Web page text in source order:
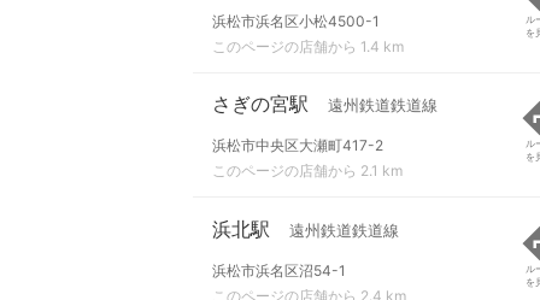
浜松市浜名区小松4500-1
このページの店舗から 1.4 km
ル
を
さぎの宮駅 遠州鉄道鉄道線
浜松市中央区大瀬町417-2
このページの店舗から 2.1 km
ル
を
浜北駅 遠州鉄道鉄道線
浜松市浜名区沼54-1
このページの店舗から 2.4 km
ル
を